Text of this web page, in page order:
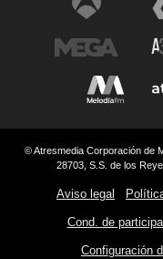
© Atresmedia Corporación de
28703, S.S. de los
Aviso legal
Cond. de
Configuración